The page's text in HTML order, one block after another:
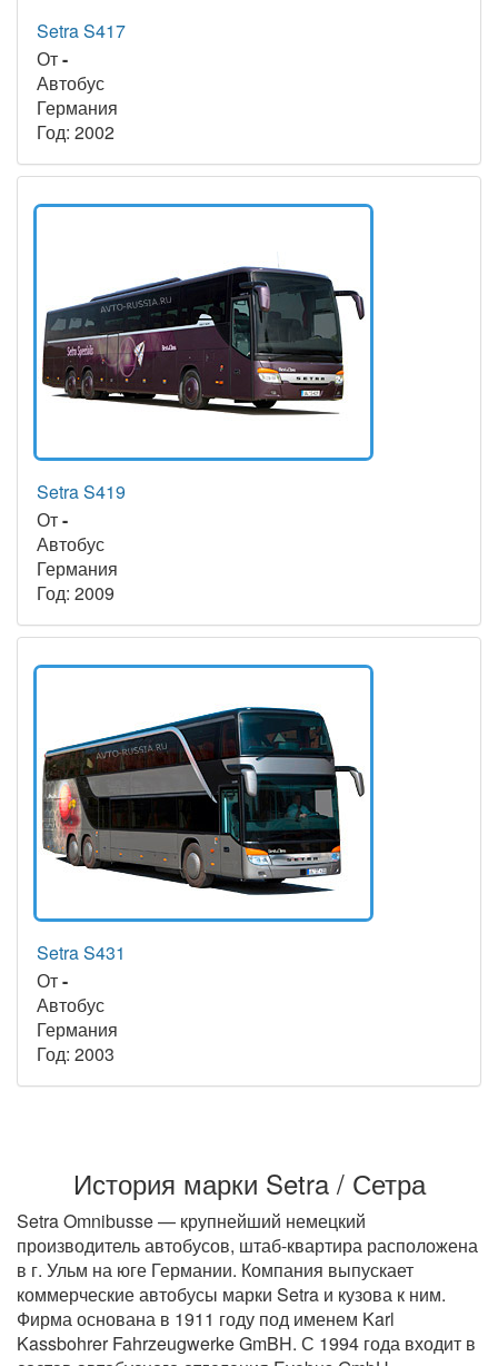
Setra S417
От-
Автобус
Германия
Год: 2002
Setra S419
От-
Автобус
Германия
Год: 2009
Setra S431
От-
Автобус
Германия
Год: 2003
История марки Setra / Сетра
Setra Omnibusse — крупнейший немецкий
производитель автобусов, штаб-квартира расположена
в г. Ульм на юге Германии. Компания выпускает
коммерческие автобусы марки Setra и кузова к ним.
Фирма основана в 1911 году под именем Karl
Kassbohrer Fahrzeugwerke GmBH. С 1994 года входит в